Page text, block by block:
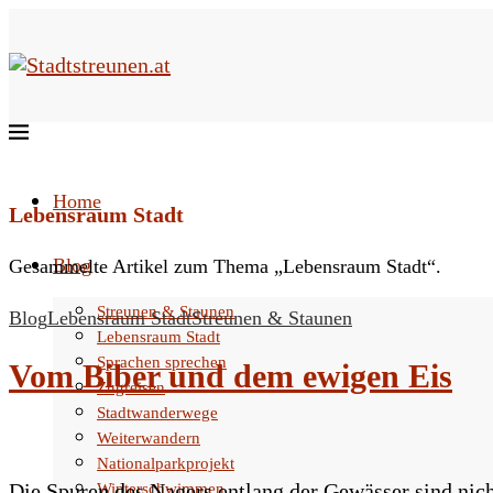
Home
Blog
Streunen & Staunen
Lebensraum Stadt
Sprachen sprechen
Zugreisen
Stadtwanderwege
Weiterwandern
Nationalparkprojekt
Winterschwimmen
Lebensraum Stadt
Gesammelte Artikel zum Thema „Lebensraum Stadt“.
BlogLebensraum StadtStreunen & Staunen
Vom Biber und dem ewigen Eis